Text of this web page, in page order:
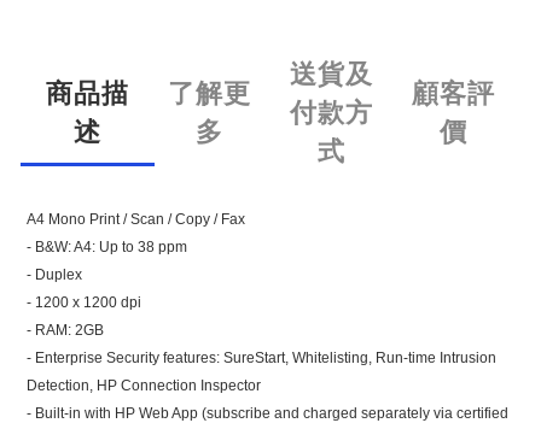
商品描
述
了解更
多
送貨及
付款方
式
顧客評
價
A4 Mono Print / Scan / Copy / Fax
- B&W: A4: Up to 38 ppm
- Duplex
- 1200 x 1200 dpi
- RAM: 2GB
- Enterprise Security features: SureStart, Whitelisting, Run-time Intrusion
Detection, HP Connection Inspector
- Built-in with HP Web App (subscribe and charged separately via certified